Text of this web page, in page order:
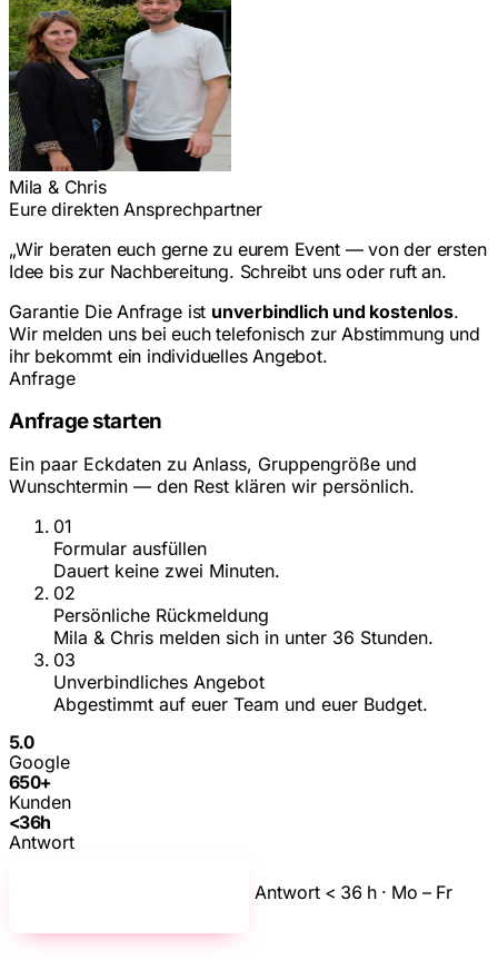
Mila & Chris
Eure direkten Ansprechpartner
„Wir beraten euch gerne zu eurem Event — von der ersten
Idee bis zur Nachbereitung. Schreibt uns oder ruft an.
Garantie Die Anfrage ist unverbindlich und kostenlos.
Wir melden uns bei euch telefonisch zur Abstimmung und
ihr bekommt ein individuelles Angebot.
Anfrage
Anfrage starten
Ein paar Eckdaten zu Anlass, Gruppengröße und
Wunschtermin — den Rest klären wir persönlich.
01
Formular ausfüllen
Dauert keine zwei Minuten.
02
Persönliche Rückmeldung
Mila & Chris melden sich in unter 36 Stunden.
03
Unverbindliches Angebot
Abgestimmt auf euer Team und euer Budget.
5.0
Google
650+
Kunden
<36h
Antwort
Antwort < 36 h · Mo – Fr